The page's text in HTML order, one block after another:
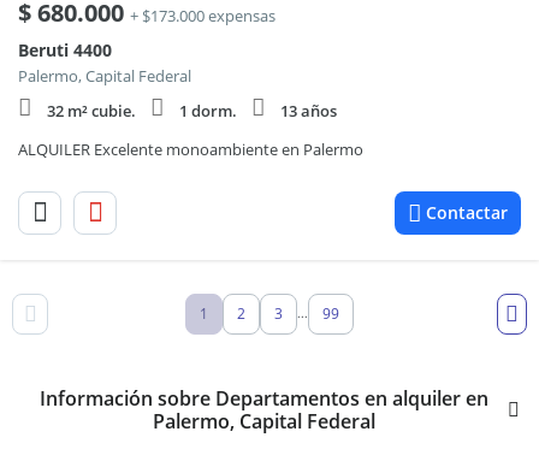
$680.000 + $173.000 expensas
Beruti 4400
Palermo, Capital Federal
32 m² cubie.
1 dorm.
13 años
ALQUILER Excelente monoambiente en Palermo
Contactar
1 2 3 ... 99
Información sobre Departamentos en alquiler en
Palermo, Capital Federal